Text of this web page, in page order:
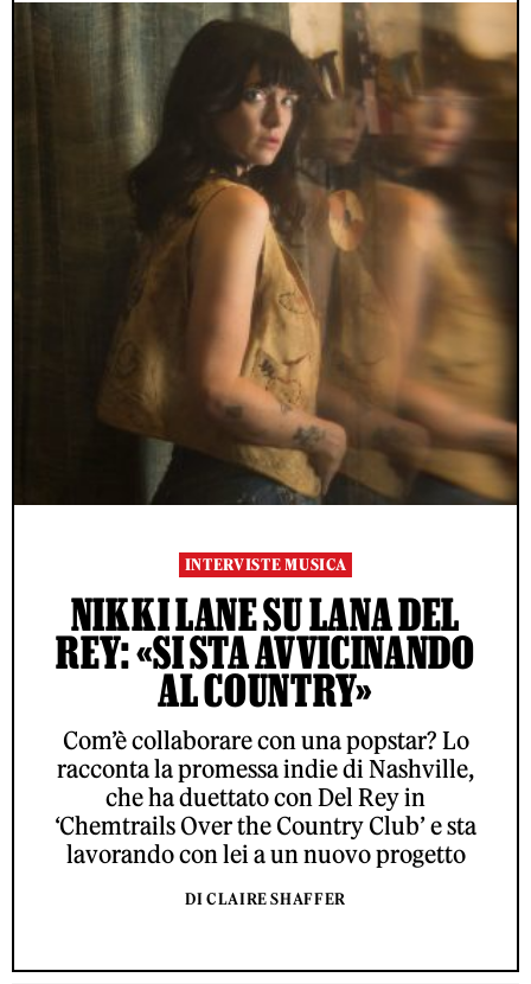
INTERVISTE MUSICA
NIKKI LANE SU LANA DEL
REY: «SI STA AVVICINANDO
AL COUNTRY»
Com’è collaborare con una popstar? Lo
racconta la promessa indie di Nashville,
che ha duettato con Del Rey in
‘Chemtrails Over the Country Club’ e sta
lavorando con lei a un nuovo progetto
DI CLAIRE SHAFFER